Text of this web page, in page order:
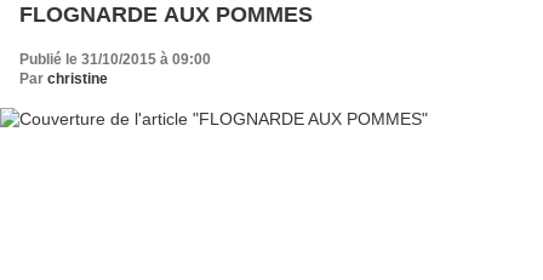
FLOGNARDE AUX POMMES
Publié le 31/10/2015 à 09:00
Par christine